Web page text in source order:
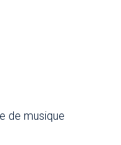
de musique